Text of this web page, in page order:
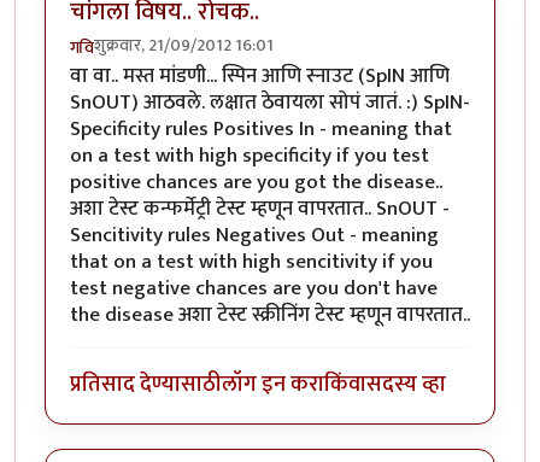
चांगला विषय.. रोचक..
गविशुक्रवार, 21/09/2012 16:01
वा वा.. मस्त मांडणी... स्पिन आणि स्नाउट (SpIN आणि
SnOUT) आठवले. लक्षात ठेवायला सोपं जातं. :) SpIN-
Specificity rules Positives In - meaning that
on a test with high specificity if you test
positive chances are you got the disease..
अशा टेस्ट कन्फर्मेट्री टेस्ट म्हणून वापरतात.. SnOUT -
Sencitivity rules Negatives Out - meaning
that on a test with high sencitivity if you
test negative chances are you don't have
the disease अशा टेस्ट स्क्रीनिंग टेस्ट म्हणून वापरतात..
प्रतिसाद देण्यासाठीलॉग इन कराकिंवासदस्य व्हा